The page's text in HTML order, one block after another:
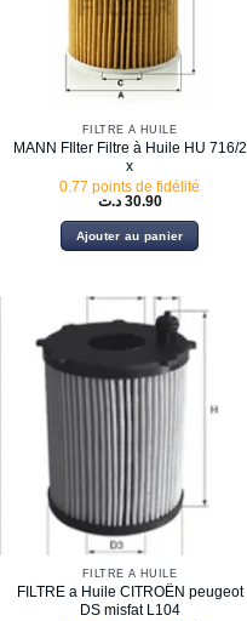
FILTRE À HUILE
MANN FIlter Filtre à Huile HU 716/2
x
0.77 points de fidélité
30.90 د.ت
Ajouter au panier
FILTRE À HUILE
FILTRE a Huile CITROËN peugeot
DS misfat L104